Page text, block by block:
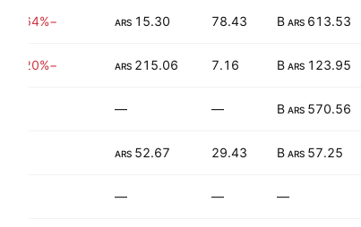
613.53 B
ARS
78.43
15.30
ARS
−73.64%
123.95 B
ARS
7.16
215.06
ARS
−13.20%
570.56 B
ARS
—
—
57.25 B
ARS
29.43
52.67
ARS
—
—
—